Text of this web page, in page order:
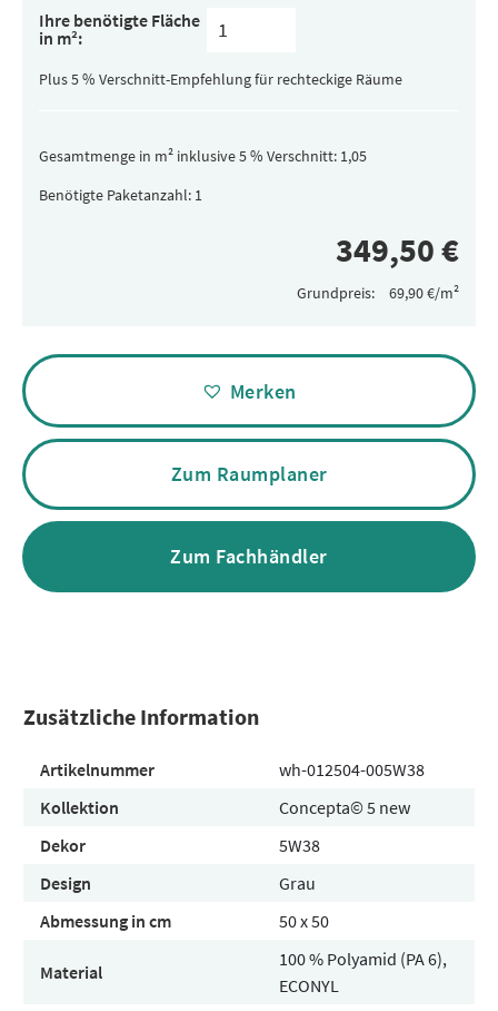
Inhalt
pro
Paket
Ihre benötigte Fläche
in m²:
Plus 5 % Verschnitt-Empfehlung für rechteckige Räume
Gesamtmenge in m² inklusive 5 % Verschnitt:
Benötigte Paketanzahl:
Grundpreis:
Alternative:
Merken
Zum Raumplaner
Zum Fachhändler
Zusätzliche Information
Artikelnummer
wh-012504-005W38
Kollektion
Concepta© 5 new
Dekor
5W38
Design
Grau
Abmessung in cm
50 x 50
Material
100 % Polyamid (PA 6),
ECONYL